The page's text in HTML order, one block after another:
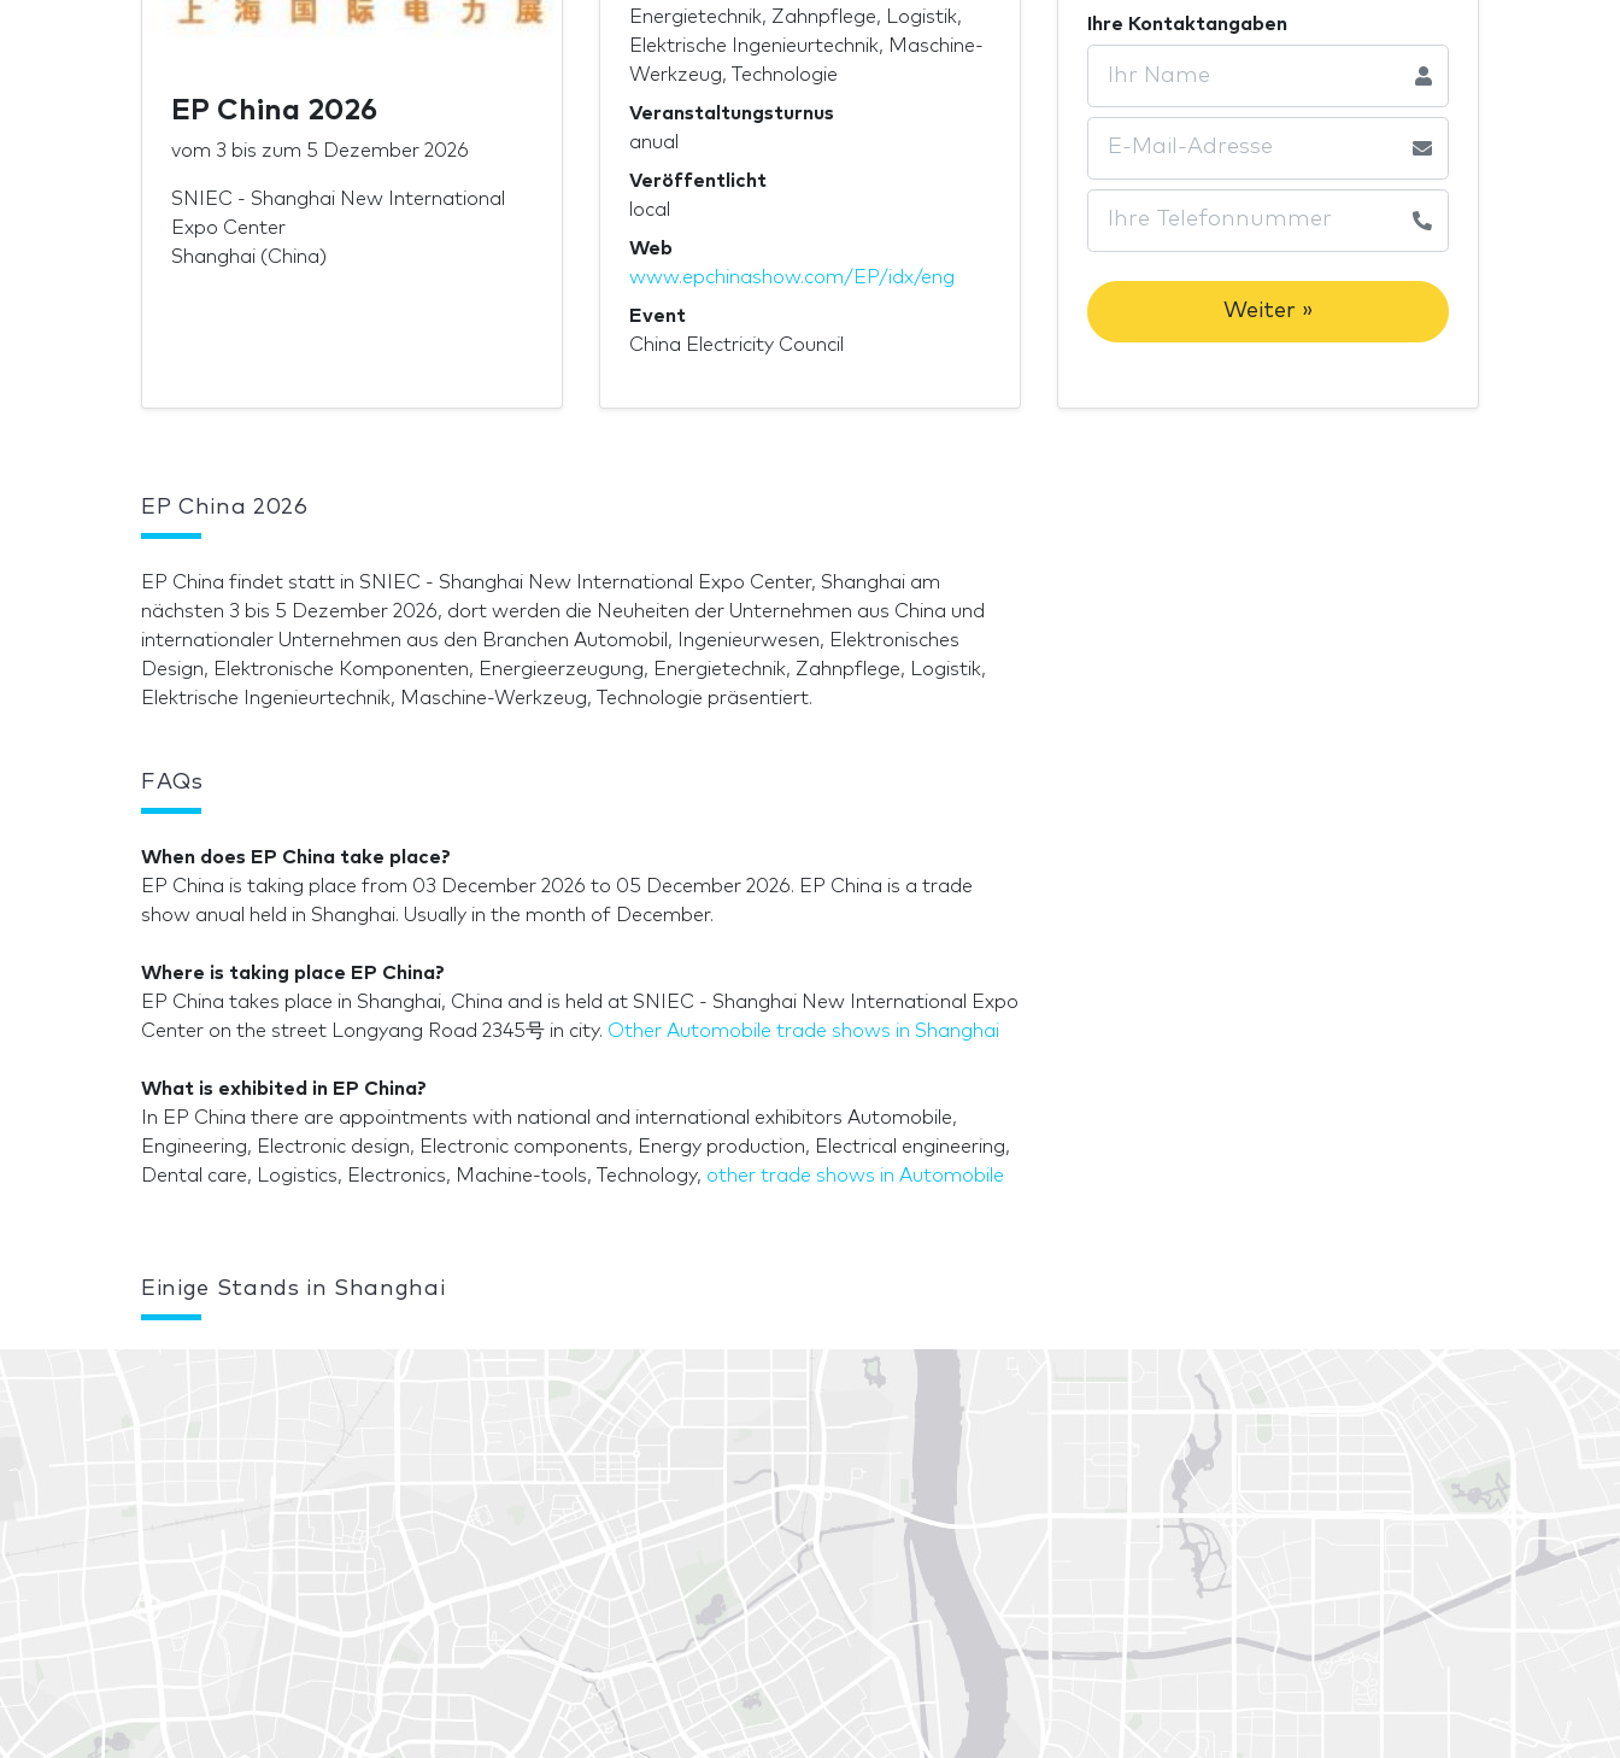
EP China 2026
vom 3 bis zum 5 Dezember 2026
SNIEC - Shanghai New International
Expo Center
Shanghai (China)
Energietechnik, Zahnpflege, Logistik,
Elektrische Ingenieurtechnik, Maschine-
Werkzeug, Technologie
Veranstaltungsturnus
anual
Veröffentlicht
local
Web
www.epchinashow.com/EP/idx/eng
Event
China Electricity Council
Ihre Kontaktangaben
Weiter »
EP China 2026
EP China findet statt in SNIEC - Shanghai New International Expo Center, Shanghai am
nächsten 3 bis 5 Dezember 2026, dort werden die Neuheiten der Unternehmen aus China und
internationaler Unternehmen aus den Branchen Automobil, Ingenieurwesen, Elektronisches
Design, Elektronische Komponenten, Energieerzeugung, Energietechnik, Zahnpflege, Logistik,
Elektrische Ingenieurtechnik, Maschine-Werkzeug, Technologie präsentiert.
FAQs
When does EP China take place?
EP China is taking place from 03 December 2026 to 05 December 2026. EP China is a trade
show anual held in Shanghai. Usually in the month of December.
Where is taking place EP China?
EP China takes place in Shanghai, China and is held at SNIEC - Shanghai New International Expo
Center on the street Longyang Road 2345号 in city. Other Automobile trade shows in Shanghai
What is exhibited in EP China?
In EP China there are appointments with national and international exhibitors Automobile,
Engineering, Electronic design, Electronic components, Energy production, Electrical engineering,
Dental care, Logistics, Electronics, Machine-tools, Technology, other trade shows in Automobile
Einige Stands in Shanghai